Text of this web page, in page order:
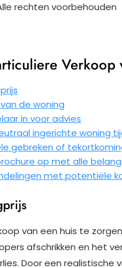
rechten voorbehouden
Verkoop
de woning
in voor advies
ingerichte woning
gebreken of
op met alle
met potentiële
van een huis te
afschrikken en het
Door een realistische